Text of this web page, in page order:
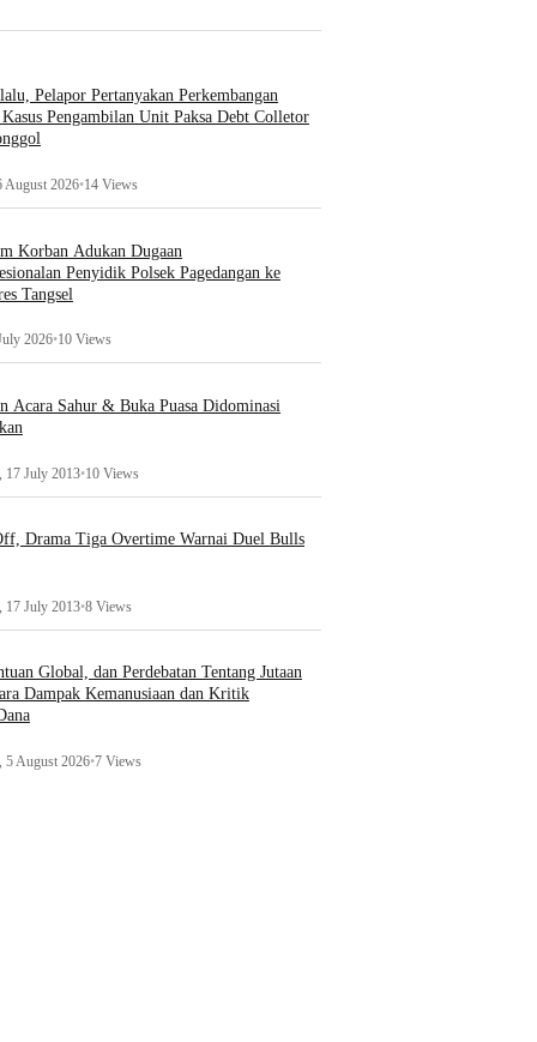
Wednesday, 15 April 2026•39 Views
untuk
Ekonomi
APKLI-P: Solusi Revolusioner
Thursday, 6 August 2026
Pelapor Pertanyakan Perkembangan
Kasus Pengambilan Unit Paksa Debt Colletor
August 2026•14 Views
Korban Adukan Dugaan
Penyidik Polsek Pagedangan ke
Tangsel
2026•10 Views
Acara Sahur & Buka Puasa Didominasi
17 July 2013•10 Views
Drama Tiga Overtime Warnai Duel Bulls
17 July 2013•8 Views
Global, dan Perdebatan Tentang Jutaan
Dampak Kemanusiaan dan Kritik
5 August 2026•7 Views